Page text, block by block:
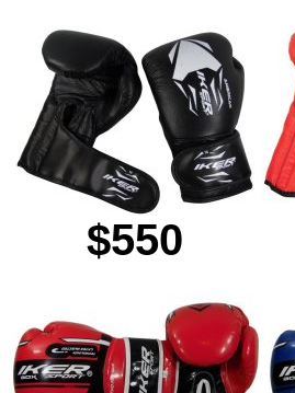
$550